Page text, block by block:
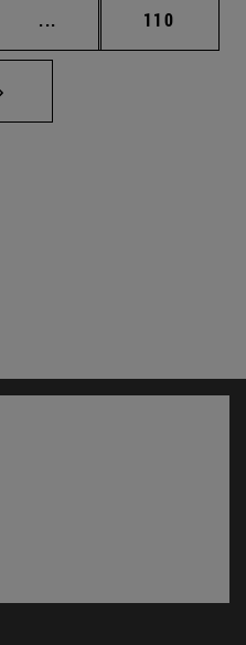
... Páginas intermedias
Página
110